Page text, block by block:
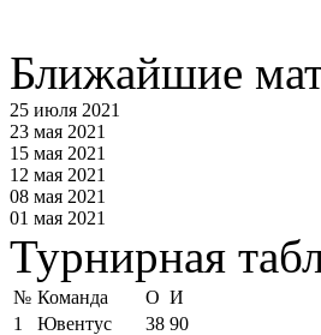
Ближайшие
25 июля 2021
23 мая 2021
15 мая 2021
12 мая 2021
08 мая 2021
01 мая 2021
Турнирная
№ Команда О И
1
Ювентус 38 90